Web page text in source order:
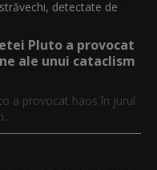
Pluto a provocat
ale unui cataclism
a provocat haos în jurul